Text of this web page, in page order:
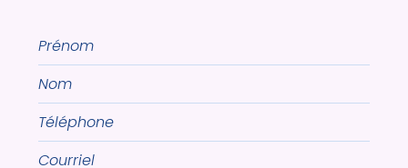
Prénom
Nom
Téléphone
Courriel